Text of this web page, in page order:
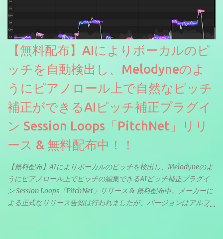
【無料配布】AIによりボーカルのピ
ッチを自動検出し、Melodyneのよ
うにピアノロール上で自然なピッチ
補正ができるAIピッチ補正プラグイ
ン Session Loops「PitchNet」リリ
ース & 無料配布中！！
【無料配布】AIによりボーカルのピッチを検出し、Melodyneのよ
うにピアノロール上でピッチの編集できるAIピッチ補正プラグイ
ン Session Loops「PitchNet」リリース & 無料配布中。メーカーに
よる正式なリリース告知は行われましたが、バージョンはアルフ